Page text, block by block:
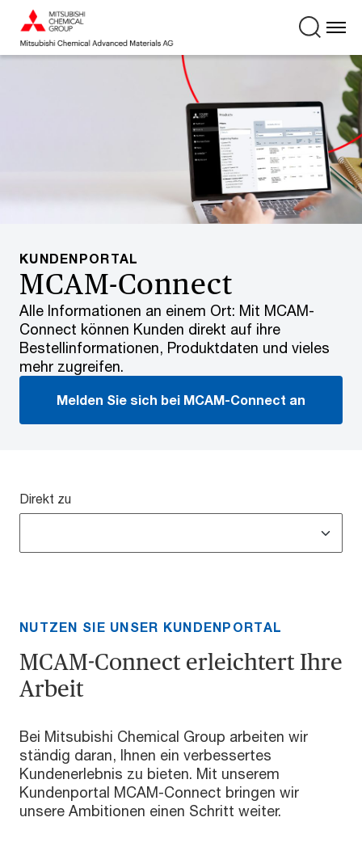
KUNDENPORTAL
MCAM-Connect
Alle Informationen an einem Ort: Mit MCAM-
Connect können Kunden direkt auf ihre
Bestellinformationen, Produktdaten und vieles
mehr zugreifen.
Melden Sie sich bei MCAM-Connect an
Direkt zu
NUTZEN SIE UNSER KUNDENPORTAL
MCAM-Connect erleichtert Ihre
Arbeit
Bei Mitsubishi Chemical Group arbeiten wir
ständig daran, Ihnen ein verbessertes
Kundenerlebnis zu bieten. Mit unserem
Kundenportal MCAM-Connect bringen wir
unsere Ambitionen einen Schritt weiter.